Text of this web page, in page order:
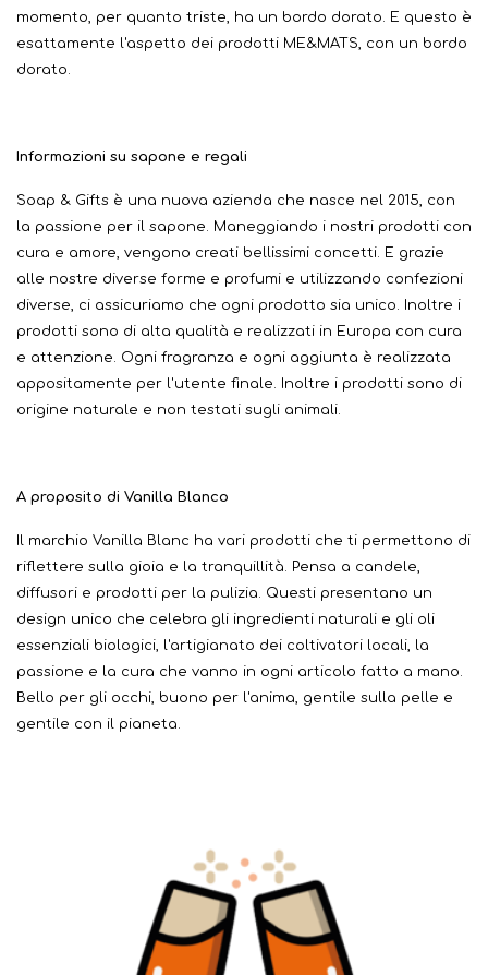
momento, per quanto triste, ha un bordo dorato. E questo è
esattamente l'aspetto dei prodotti ME&MATS, con un bordo
dorato.
Informazioni su sapone e regali
Soap & Gifts è una nuova azienda che nasce nel 2015, con
la passione per il sapone. Maneggiando i nostri prodotti con
cura e amore, vengono creati bellissimi concetti. E grazie
alle nostre diverse forme e profumi e utilizzando confezioni
diverse, ci assicuriamo che ogni prodotto sia unico. Inoltre i
prodotti sono di alta qualità e realizzati in Europa con cura
e attenzione. Ogni fragranza e ogni aggiunta è realizzata
appositamente per l'utente finale. Inoltre i prodotti sono di
origine naturale e non testati sugli animali.
A proposito di Vanilla Blanco
Il marchio Vanilla Blanc ha vari prodotti che ti permettono di
riflettere sulla gioia e la tranquillità. Pensa a candele,
diffusori e prodotti per la pulizia. Questi presentano un
design unico che celebra gli ingredienti naturali e gli oli
essenziali biologici, l'artigianato dei coltivatori locali, la
passione e la cura che vanno in ogni articolo fatto a mano.
Bello per gli occhi, buono per l'anima, gentile sulla pelle e
gentile con il pianeta.